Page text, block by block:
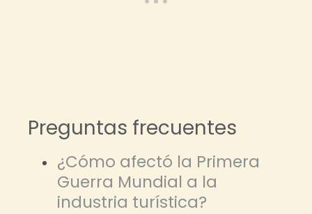
Preguntas frecuentes
¿Cómo afectó la Primera
Guerra Mundial a la
industria turística?